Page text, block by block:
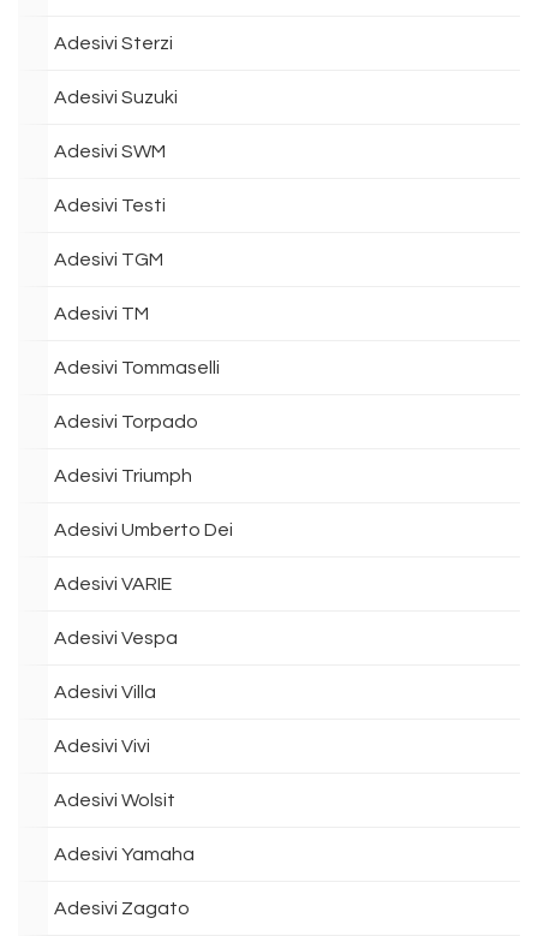
Adesivi Sterzi
Adesivi Suzuki
Adesivi SWM
Adesivi Testi
Adesivi TGM
Adesivi TM
Adesivi Tommaselli
Adesivi Torpado
Adesivi Triumph
Adesivi Umberto Dei
Adesivi VARIE
Adesivi Vespa
Adesivi Villa
Adesivi Vivi
Adesivi Wolsit
Adesivi Yamaha
Adesivi Zagato